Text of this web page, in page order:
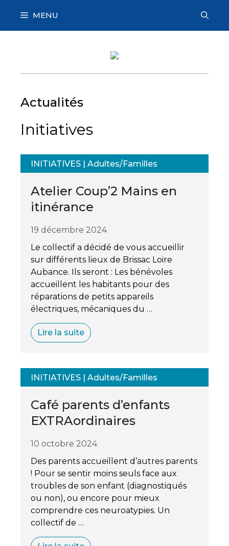
contenu
MENU
Actualités
Initiatives
INITIATIVES | Adultes/Familles
Atelier Coup’2 Mains en
itinérance
19 décembre 2024
Le collectif a décidé de vous accueillir
sur différents lieux de Brissac Loire
Aubance. Ils seront : Les bénévoles
accueillent les habitants pour des
réparations de petits appareils
électriques, mécaniques du …
Lire la suite
INITIATIVES | Adultes/Familles
Café parents d’enfants
EXTRAordinaires
10 octobre 2024
Des parents accueillent d’autres parents
! Pour se sentir moins seuls face aux
troubles de son enfant (diagnostiqués
ou non), ou encore pour mieux
comprendre ces neuroatypies. Un
collectif de …